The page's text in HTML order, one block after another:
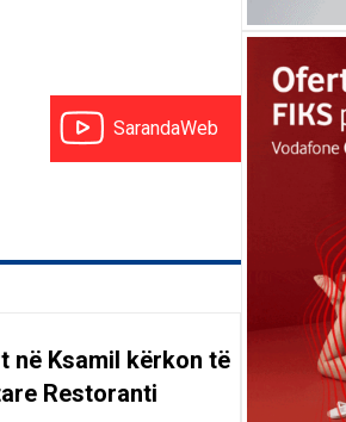
SarandaWeb
në Ksamil kërkon të
Restoranti